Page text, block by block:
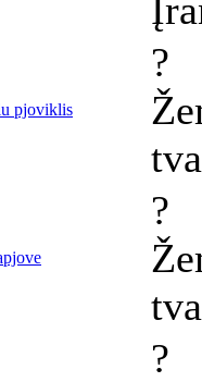
pjoviklis
?
?
?